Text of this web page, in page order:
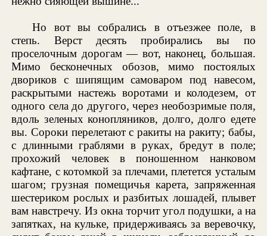
Но вот вы собрались в отъезжее поле, в
степь. Верст десять пробирались вы по
проселочным дорогам — вот, наконец, большая.
Мимо бесконечных обозов, мимо постоялых
двориков с шипящим самоваром под навесом,
раскрытыми настежь воротами и колодезем, от
одного села до другого, через необозримые поля,
вдоль зеленых конопляников, долго, долго едете
вы. Сороки перелетают с ракиты на ракиту; бабы,
с длинными граблями в руках, бредут в поле;
прохожий человек в поношенном нанковом
кафтане, с котомкой за плечами, плетется усталым
шагом; грузная помещичья карета, запряженная
шестериком рослых и разбитых лошадей, плывет
вам навстречу. Из окна торчит угол подушки, а на
запятках, на кульке, придерживаясь за веревочку,